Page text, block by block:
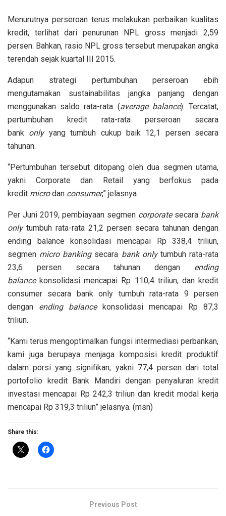
Menurutnya perseroan terus melakukan perbaikan kualitas
kredit, terlihat dari penurunan NPL gross menjadi 2,59
persen. Bahkan, rasio NPL gross tersebut merupakan angka
terendah sejak kuartal III 2015.
Adapun strategi pertumbuhan perseroan ebih
mengutamakan sustainabilitas jangka panjang dengan
menggunakan saldo rata-rata (average balance). Tercatat,
pertumbuhan kredit rata-rata perseroan secara
bank onlyyang tumbuh cukup baik 12,1 persen secara
tahunan.
“Pertumbuhan tersebut ditopang oleh dua segmen utama,
yakni Corporate dan Retail yang berfokus pada
kredit microdan consumer,” jelasnya.
Per Juni 2019, pembiayaan segmen corporatesecara bank
onlytumbuh rata-rata 21,2 persen secara tahunan dengan
ending balance konsolidasi mencapai Rp 338,4 triliun,
segmen micro bankingsecara bank onlytumbuh rata-rata
23,6 persen secara tahunan dengan ending
balancekonsolidasi mencapai Rp 110,4 triliun, dan kredit
consumer secara bank only tumbuh rata-rata 9 persen
dengan ending balancekonsolidasi mencapai Rp 87,3
triliun.
“Kami terus mengoptimalkan fungsi intermediasi perbankan,
kami juga berupaya menjaga komposisi kredit produktif
dalam porsi yang signifikan, yakni 77,4 persen dari total
portofolio kredit Bank Mandiri dengan penyaluran kredit
investasi mencapai Rp 242,3 triliun dan kredit modal kerja
mencapai Rp 319,3 triliun” jelasnya. (msn)
Share this:
Previous Post